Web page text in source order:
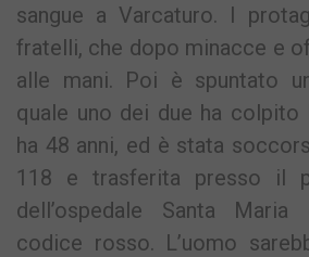
sangue a Varcaturo. I
fratelli, che dopo minacce e
alle mani. Poi è spuntato
quale uno dei due ha colpito
ha 48 anni, ed è stata
118 e trasferita presso il
dell’ospedale Santa
codice rosso. L’uomo